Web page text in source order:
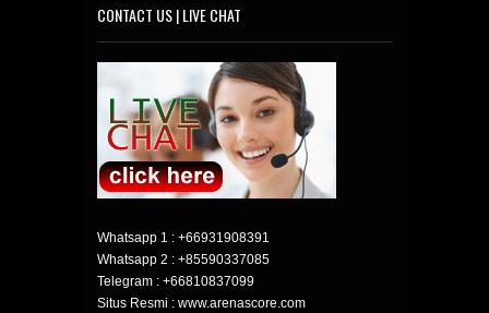
CONTACT US | LIVE CHAT
Whatsapp 1 : +66931908391
Whatsapp 2 : +85590337085
Telegram : +66810837099
Situs Resmi : www.arenascore.com